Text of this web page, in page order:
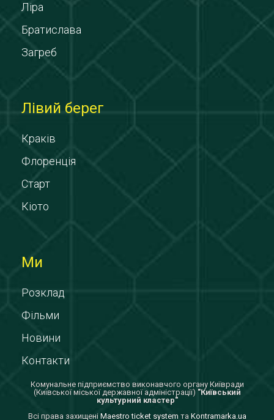
Ліра
Братислава
Загреб
Лівий берег
Краків
Флоренція
Старт
Кіото
Ми
Розклад
Фільми
Новини
Контакти
Комунальне підприємство виконавчого органу Київради
(Київської міської державної адміністрації) "Київський
культурний кластер"
Всi права захищенi Maestro ticket system та Kontramarka.ua